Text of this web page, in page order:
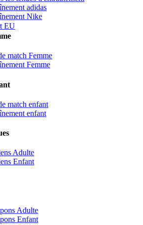
adidas
Nike
match Femme
Femme
match enfant
enfant
Adulte
Enfant
Adulte
Enfant
BELGIQUE, EUR, €
EU